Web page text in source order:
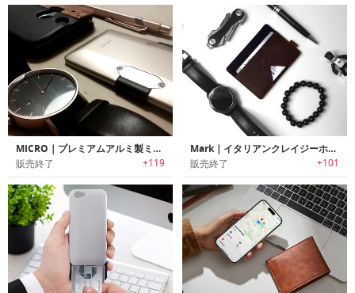
MICRO｜プレミアムアルミ製ミニマリストデザインウォレット「マイクロ」
販売終了 +119
Mark｜イタリアンクレイジーホースレザーを使用したミニマリストデザインカードホルダーウォレット「マーク」
販売終了 +101